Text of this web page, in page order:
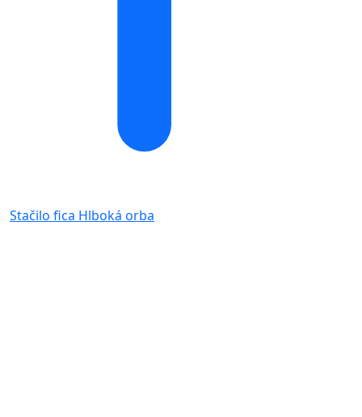
Stačilo fica Hlboká orba